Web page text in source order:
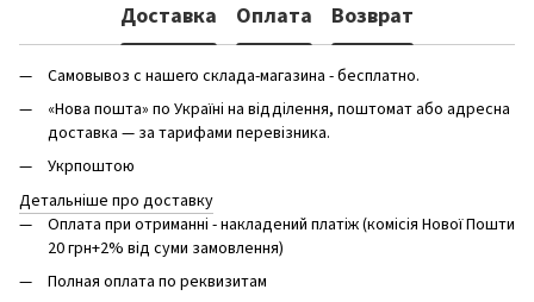
Доставка Оплата Возврат
Самовывоз с нашего склада-магазина - бесплатно.
«Нова пошта» по Україні на відділення, поштомат або адресна
доставка — за тарифами перевізника.
Укрпоштою
Детальніше про доставку
Оплата при отриманні - накладений платіж (комісія Нової Пошти
20 грн+2% від суми замовлення)
Полная оплата по реквизитам